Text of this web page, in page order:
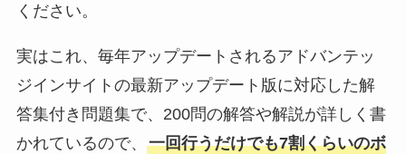
ください。
実はこれ、毎年アップデートされるアドバンテッ
ジインサイトの最新アップデート版に対応した解
答集付き問題集で、200問の解答や解説が詳しく書
かれているので、 一回行うだけでも7割くらいのボ